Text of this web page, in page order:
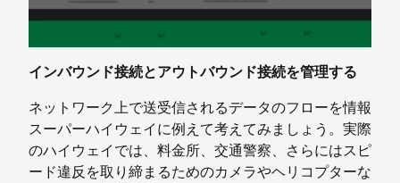
インバウンド接続とアウトバウンド接続を管理する
ネットワーク上で送受信されるデータのフローを情報
スーパーハイウェイに例えて考えてみましょう。実際
のハイウェイでは、料金所、交通警察、さらにはスピ
ード違反を取り締まるためのカメラやヘリコプターな